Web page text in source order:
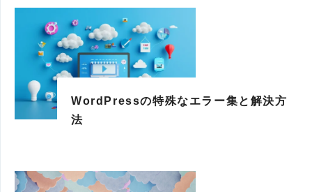
WordPressの特殊なエラー集と解決方
法